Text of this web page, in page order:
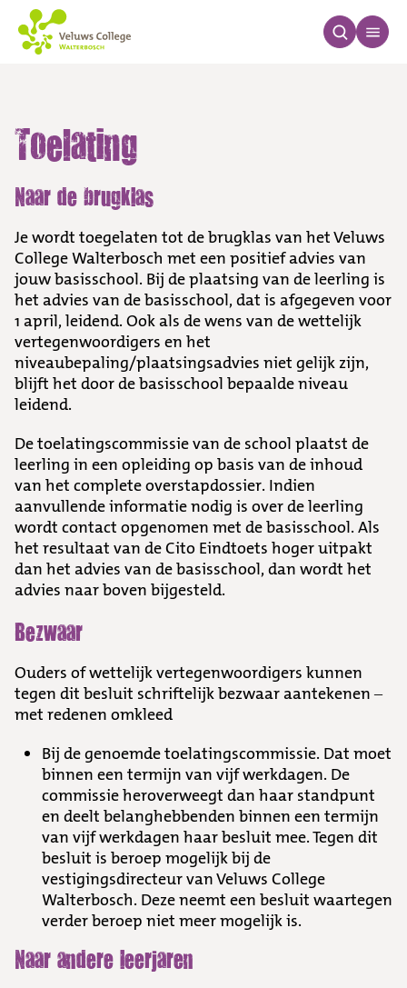
Toelating
Toelating
Naar de brugklas
Je wordt toegelaten tot de brugklas van het Veluws
College Walterbosch met een positief advies van
jouw basisschool. Bij de plaatsing van de leerling is
het advies van de basisschool, dat is afgegeven voor
1 april, leidend. Ook als de wens van de wettelijk
vertegenwoordigers en het
niveaubepaling/plaatsingsadvies niet gelijk zijn,
blijft het door de basisschool bepaalde niveau
leidend.
De toelatingscommissie van de school plaatst de
leerling in een opleiding op basis van de inhoud
van het complete overstapdossier. Indien
aanvullende informatie nodig is over de leerling
wordt contact opgenomen met de basisschool. Als
het resultaat van de Cito Eindtoets hoger uitpakt
dan het advies van de basisschool, dan wordt het
advies naar boven bijgesteld.
Bezwaar
Ouders of wettelijk vertegenwoordigers kunnen
tegen dit besluit schriftelijk bezwaar aantekenen –
met redenen omkleed
Bij de genoemde toelatingscommissie. Dat moet
binnen een termijn van vijf werkdagen. De
commissie heroverweegt dan haar standpunt
en deelt belanghebbenden binnen een termijn
van vijf werkdagen haar besluit mee. Tegen dit
besluit is beroep mogelijk bij de
vestigingsdirecteur van Veluws College
Walterbosch. Deze neemt een besluit waartegen
verder beroep niet meer mogelijk is.
Naar andere leerjaren